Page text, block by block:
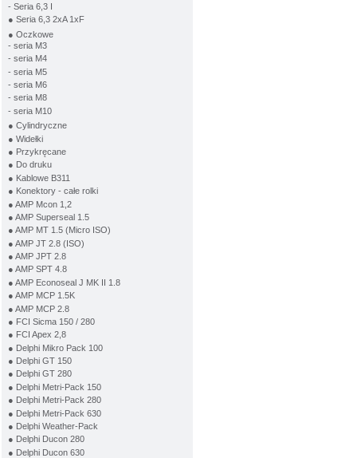
- Seria 6,3 I
● Seria 6,3 2xA 1xF
● Oczkowe
- seria M3
- seria M4
- seria M5
- seria M6
- seria M8
- seria M10
● Cylindryczne
● Widełki
● Przykręcane
● Do druku
● Kablowe B311
● Konektory - całe rolki
● AMP Mcon 1,2
● AMP Superseal 1.5
● AMP MT 1.5 (Micro ISO)
● AMP JT 2.8 (ISO)
● AMP JPT 2.8
● AMP SPT 4.8
● AMP Econoseal J MK II 1.8
● AMP MCP 1.5K
● AMP MCP 2.8
● FCI Sicma 150 / 280
● FCI Apex 2,8
● Delphi Mikro Pack 100
● Delphi GT 150
● Delphi GT 280
● Delphi Metri-Pack 150
● Delphi Metri-Pack 280
● Delphi Metri-Pack 630
● Delphi Weather-Pack
● Delphi Ducon 280
● Delphi Ducon 630